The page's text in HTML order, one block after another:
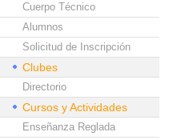
Cuerpo Técnico
Alumnos
Solicitud de Inscripción
Clubes
Directorio
Cursos y Actividades
Enseñanza Reglada